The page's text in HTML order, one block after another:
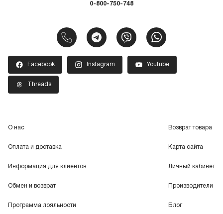
0-800-750-748
Facebook Instagram Youtube
Threads
О нас
Оплата и доставка
Информация для клиентов
Обмен и возврат
Программа лояльности
Возврат товара
Карта сайта
Личный кабинет
Производители
Блог